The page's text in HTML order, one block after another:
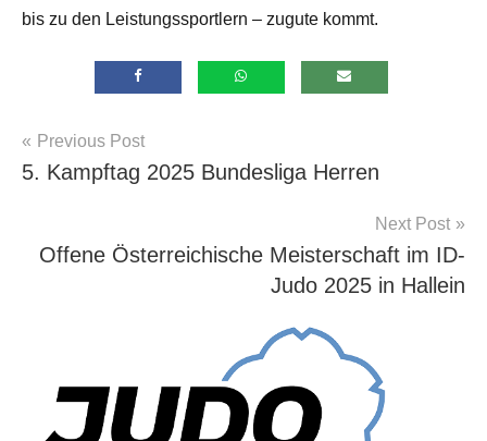
bis zu den Leistungssportlern – zugute kommt.
Allgemein
Beitragsnavigation
Previous Post
5. Kampftag 2025 Bundesliga Herren
Next Post
Offene Österreichische Meisterschaft im ID-
Judo 2025 in Hallein